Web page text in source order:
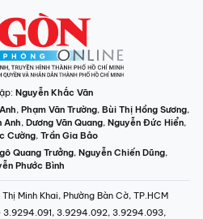
Nguyễn Khắc Văn
, Phạm Văn Trường, Bùi Thị Hồng Sương,
Anh, Dương Văn Quang, Nguyễn Đức Hiển,
Cường, Trần Gia Bảo
Quang Trưởng, Nguyễn Chiến Dũng,
Phước Bình
Minh Khai, Phường Bàn Cờ, TP.HCM
3.9294.091, 3.9294.092, 3.9294.093,